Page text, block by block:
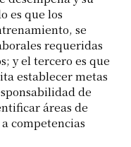
es que los
se
requeridas
y el tercero es que
establecer metas
de
áreas de
competencias